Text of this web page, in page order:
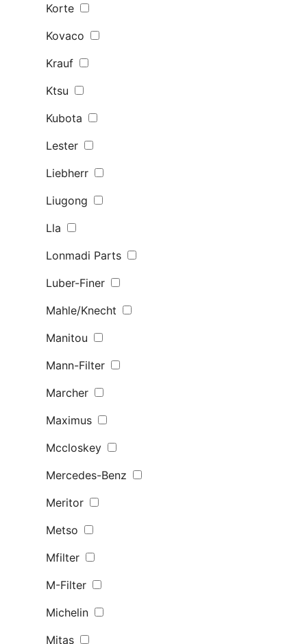
Korte
Kovaco
Krauf
Ktsu
Kubota
Lester
Liebherr
Liugong
Lla
Lonmadi Parts
Luber-Finer
Mahle/Knecht
Manitou
Mann-Filter
Marcher
Maximus
Mccloskey
Mercedes-Benz
Meritor
Metso
Mfilter
M-Filter
Michelin
Mitas